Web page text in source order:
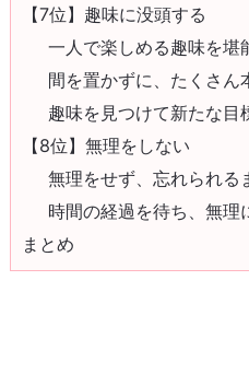
【7位】趣味に没頭する
一人で楽しめる趣味を堪
間を置かずに、たくさん
趣味を見つけて新たな目
【8位】無理をしない
無理をせず、忘れられる
時間の経過を待ち、無理
まとめ